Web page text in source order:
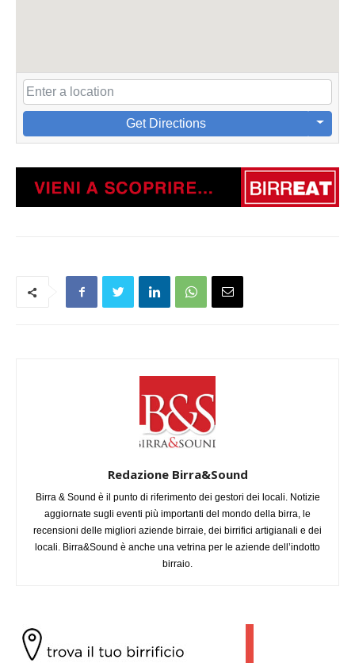
Get Directions
Redazione Birra&Sound
Birra & Sound è il punto di riferimento dei gestori dei locali. Notizie
aggiornate sugli eventi più importanti del mondo della birra, le
recensioni delle migliori aziende birraie, dei birrifici artigianali e dei
locali. Birra&Sound è anche una vetrina per le aziende dell’indotto
birraio.